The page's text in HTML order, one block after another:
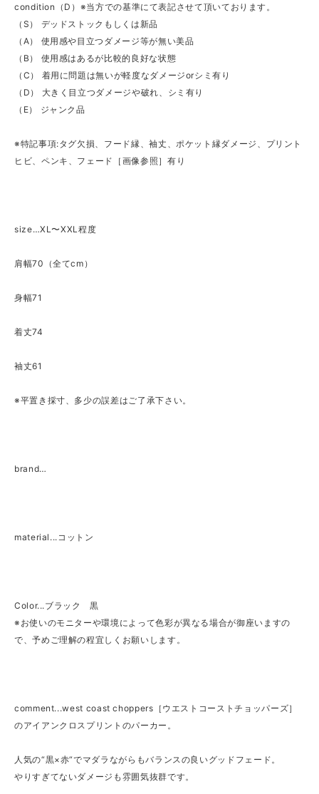
condition（D）※当方での基準にて表記させて頂いております。
（S） デッドストックもしくは新品
（A） 使用感や目立つダメージ等が無い美品
（B） 使用感はあるが比較的良好な状態
（C） 着用に問題は無いが軽度なダメージorシミ有り
（D） 大きく目立つダメージや破れ、シミ有り
（E） ジャンク品
※特記事項:タグ欠損、フード縁、袖丈、ポケット縁ダメージ、プリント
ヒビ、ペンキ、フェード［画像参照］有り
size…XL〜XXL程度
肩幅70（全てcm）
身幅71
着丈74
袖丈61
※平置き採寸、多少の誤差はご了承下さい。
brand…
material...コットン
Color...ブラック 黒
※お使いのモニターや環境によって色彩が異なる場合が御座いますの
で、予めご理解の程宜しくお願いします。
comment...west coast choppers［ウエストコーストチョッパーズ］
のアイアンクロスプリントのパーカー。
人気の“黒×赤“でマダラながらもバランスの良いグッドフェード。
やりすぎてないダメージも雰囲気抜群です。